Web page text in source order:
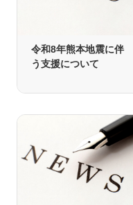
令和8年熊本地震に伴
う支援について